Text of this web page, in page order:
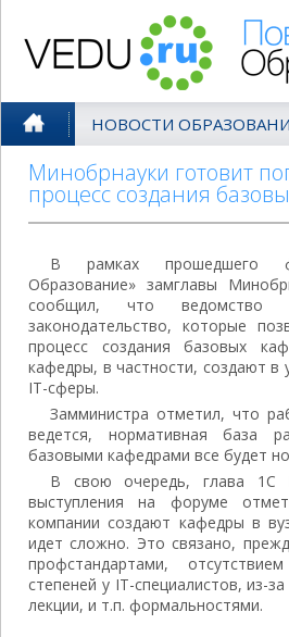
НОВОСТИ
Минобрнауки готовит
процесс создания
В рамках прошедшего
Образование» замглавы
сообщил, что ведомство
законодательство, которые
процесс создания базовых
кафедры, в частности, создают в
IT-сферы.
Замминистра отметил, что
ведется, нормативная база
базовыми кафедрами все будет
В свою очередь, глава 1C
выступления на форуме
компании создают кафедры в
идет сложно. Это связано,
профстандартами,
степеней у IT-специалистов, из-
лекции, и т.п. формальностями.